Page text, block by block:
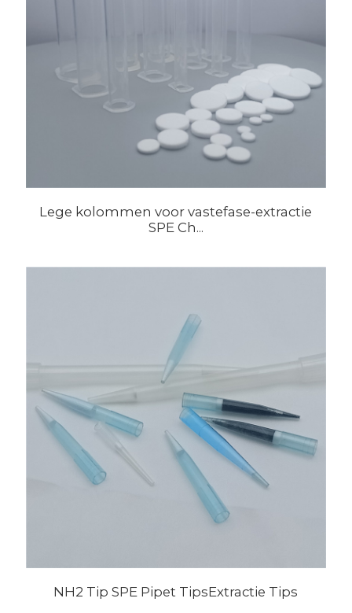
Lege kolommen voor vastefase-extractie
SPE Ch...
NH2 Tip SPE Pipet TipsExtractie Tips